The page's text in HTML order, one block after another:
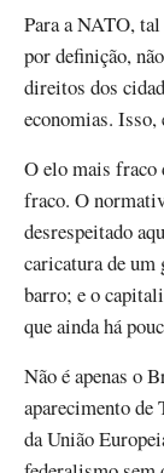
Para a NATO,
por definição,
direitos dos
economias. Isso,
O elo mais fraco
fraco. O
desrespeitado
caricatura de um
barro; e o
que ainda há
Não é apenas o
aparecimento de
da União